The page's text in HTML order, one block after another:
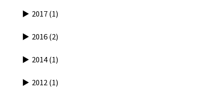
2017(1)
2016(2)
2014(1)
2012(1)